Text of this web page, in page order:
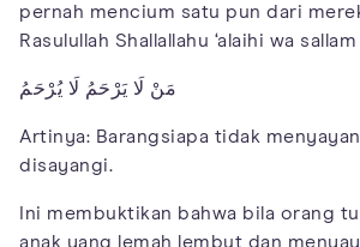
pernah mencium satu pun dari
Rasulullah Shallallahu ‘alaihi wa
مَنْ لَا يَرْحَمُ لَا يُرْحَمُ
Artinya: Barangsiapa tidak
disayangi.
Ini membuktikan bahwa bila orang
anak yang lemah lembut dan